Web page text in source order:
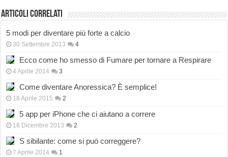
Articoli correlati
5 modi per diventare più forte a calcio
30 Settembre 2013 4
Ecco come ho smesso di Fumare per tornare a Respirare
4 Aprile 2014 3
Come diventare Anoressica? È semplice!
18 Aprile 2015 2
5 app per iPhone che ci aiutano a correre
18 Dicembre 2013 2
S sibilante: come si può correggere?
7 Aprile 2014 1